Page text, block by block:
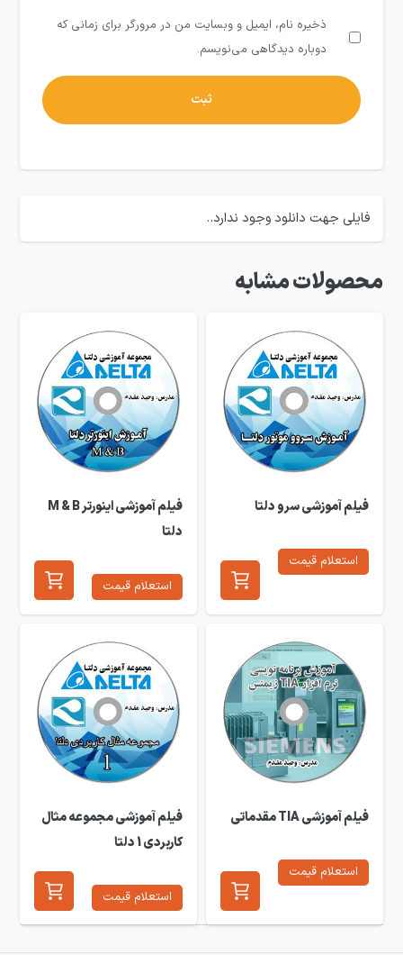
ذخیره نام، ایمیل و وبسایت من در مرورگر برای زمانی که
دوباره دیدگاهی می‌نویسم.
فایلی جهت دانلود وجود ندارد..
محصولات مشابه
فیلم آموزشی سرو دلتا
استعلام قیمت
فیلم آموزشی اینورتر M & B
دلتا
استعلام قیمت
فیلم آموزشی TIA مقدماتی
استعلام قیمت
فیلم آموزشی مجموعه مثال
کاربردی 1 دلتا
استعلام قیمت